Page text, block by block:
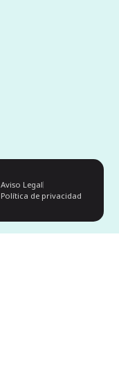
Aviso Legal
Política de privacidad